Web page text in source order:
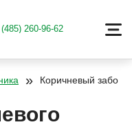
260-96-62
» Коричневый забор